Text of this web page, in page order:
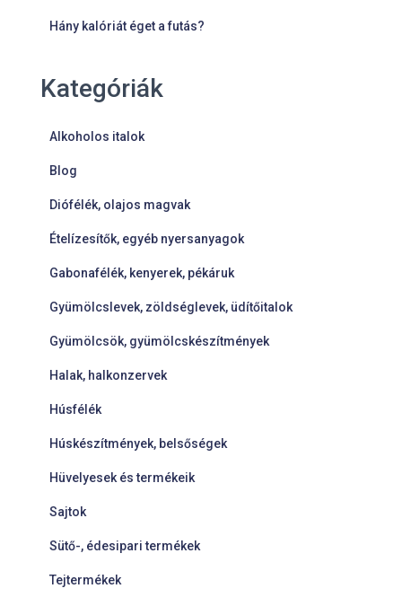
Hány kalóriát éget a futás?
Kategóriák
Alkoholos italok
Blog
Diófélék, olajos magvak
Ételízesítők, egyéb nyersanyagok
Gabonafélék, kenyerek, pékáruk
Gyümölcslevek, zöldséglevek, üdítőitalok
Gyümölcsök, gyümölcskészítmények
Halak, halkonzervek
Húsfélék
Húskészítmények, belsőségek
Hüvelyesek és termékeik
Sajtok
Sütő-, édesipari termékek
Tejtermékek